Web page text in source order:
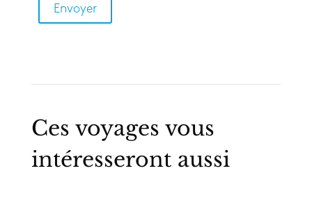
Ces voyages vous
intéresseront aussi